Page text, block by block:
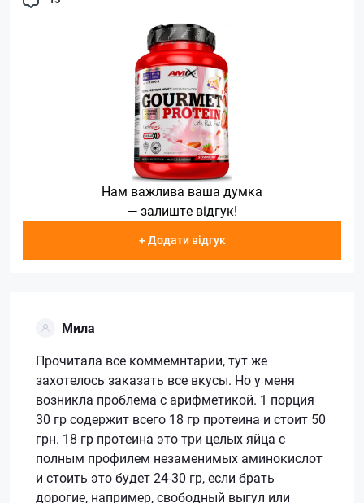
Нам важлива ваша думка
— залиште відгук!
+ Додати відгук
Мила
Прочитала все коммемнтарии, тут же
захотелось заказать все вкусы. Но у меня
возникла проблема с арифметикой. 1 порция
30 гр содержит всего 18 гр протеина и стоит 50
грн. 18 гр протеина это три целых яйца с
полным профилем незаменимых аминокислот
и стоить это будет 24-30 гр, если брать
дорогие, например, свободный выгул или